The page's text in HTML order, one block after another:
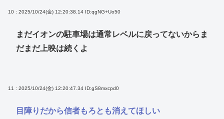
10 : 2025/10/24(金) 12:20:38.14 ID:qgNG+Uo50
まだイオンの駐車場は通常レベルに戻ってないからま
だまだ上映は続くよ
11 : 2025/10/24(金) 12:20:47.34 ID:gS8mxcpd0
目障りだから信者もろとも消えてほしい